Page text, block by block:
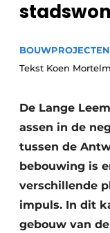
Vacature
Video’s
Bedrijven
Bedrijven
Beton &
BIM
Evenementen
Dak & Gevel
Houtbouw
BOUWPROJECTEN
Tekst Koen
De Lange
assen in de
tussen de
bebouwing is
verschillende
impuls. In dit
gebouw van